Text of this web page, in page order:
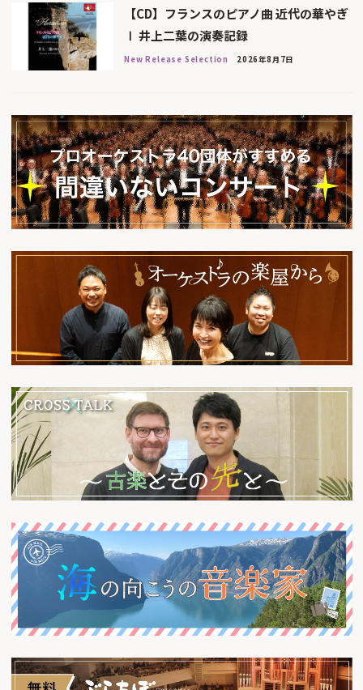
【CD】フランスのピアノ曲 近代の華やぎ
Ⅰ 井上二葉の演奏記録
New Release Selection 2026年8月7日